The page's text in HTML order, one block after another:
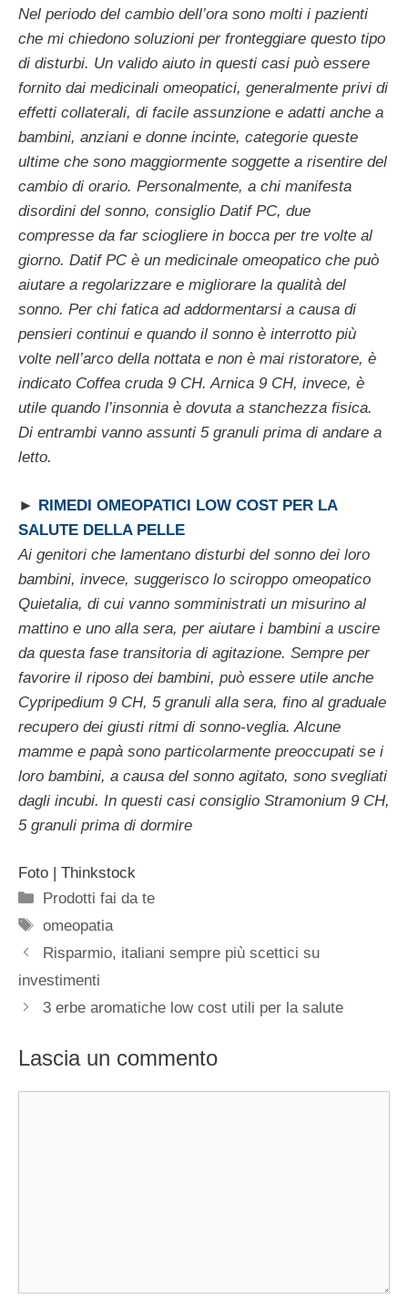
Nel periodo del cambio dell’ora sono molti i pazienti
che mi chiedono soluzioni per fronteggiare questo tipo
di disturbi. Un valido aiuto in questi casi può essere
fornito dai medicinali omeopatici, generalmente privi di
effetti collaterali, di facile assunzione e adatti anche a
bambini, anziani e donne incinte, categorie queste
ultime che sono maggiormente soggette a risentire del
cambio di orario. Personalmente, a chi manifesta
disordini del sonno, consiglio Datif PC, due
compresse da far sciogliere in bocca per tre volte al
giorno. Datif PC è un medicinale omeopatico che può
aiutare a regolarizzare e migliorare la qualità del
sonno. Per chi fatica ad addormentarsi a causa di
pensieri continui e quando il sonno è interrotto più
volte nell’arco della nottata e non è mai ristoratore, è
indicato Coffea cruda 9 CH. Arnica 9 CH, invece, è
utile quando l’insonnia è dovuta a stanchezza fisica.
Di entrambi vanno assunti 5 granuli prima di andare a
letto.
► RIMEDI OMEOPATICI LOW COST PER LA
SALUTE DELLA PELLE
Ai genitori che lamentano disturbi del sonno dei loro
bambini, invece, suggerisco lo sciroppo omeopatico
Quietalia, di cui vanno somministrati un misurino al
mattino e uno alla sera, per aiutare i bambini a uscire
da questa fase transitoria di agitazione. Sempre per
favorire il riposo dei bambini, può essere utile anche
Cypripedium 9 CH, 5 granuli alla sera, fino al graduale
recupero dei giusti ritmi di sonno-veglia. Alcune
mamme e papà sono particolarmente preoccupati se i
loro bambini, a causa del sonno agitato, sono svegliati
dagli incubi. In questi casi consiglio Stramonium 9 CH,
5 granuli prima di dormire
Foto | Thinkstock
Categorie
Prodotti fai da te
Tag
omeopatia
Risparmio, italiani sempre più scettici su
investimenti
3 erbe aromatiche low cost utili per la salute
Lascia un commento